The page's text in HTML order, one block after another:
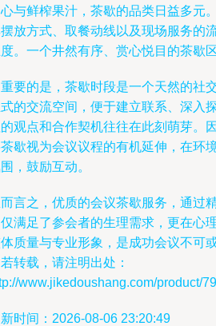
与鲜榨果汁，茶歇的品类日益多元
放方式、取餐动线以及现场服务的
。一个井然有序、赏心悦目的茶歇
要的是，茶歇时段是一个天然的社
的交流空间，便于建立联系、深入
观点和合作契机往往在此刻萌芽。
歇视为会议议程的有机延伸，在环
，鼓励互动。
言之，优质的会议茶歇服务，通过
满足了参会者的生理需求，更在心
质量与专业形象，是成功会议不可
转载，请注明出处：
www.jikedoushang.com/product/
时间：2026-08-06 23:20:49